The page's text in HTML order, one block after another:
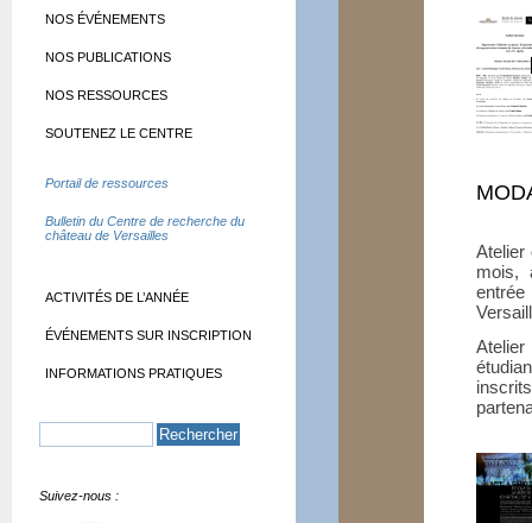
Atelier
mois,
NOS ÉVÉNEMENTS
NOS PUBLICATIONS
NOS RESSOURCES
SOUTENEZ LE CENTRE
Portail de ressources
Bulletin du Centre de recherche du
château de Versailles
ACTIVITÉS DE L’ANNÉE
ÉVÉNEMENTS SUR INSCRIPTION
INFORMATIONS PRATIQUES
Suivez-nous :